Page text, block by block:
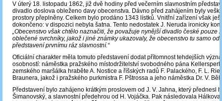
V úterý 18. listopadu 1862, již dvě hodiny před večerním slavnostním
divadlo doslova obleženo davy obecenstva. Dávno před zahájením byly
prostory přeplněny. Celkem bylo prodáno 1343 lístků. Vnitřní zařízení však
dokončeno: v dispozici nebyla šatna. Tento nedostatek J. Neruda ironicky
„Obecenstvo však chtělo naznačiti, že považuje nynější divadlo české pouze
oblečené svrchníky, jakož i jiné známky ukazovaly, že obecenstvo tu samo
představení prvnímu ráz slavnostní.“
Oficiální charakter měla tomuto představení dodat přítomnost tehdejších
osobností: náměstka pražského místodržitelství svobodného pána
zemského maršálka hraběte A. Nostice a říšských radů F. Palackého, F. L.
Braunera, jakož i pražského purkmistra F. Pštrossa a jeho náměstka Dr. V.
Představení bylo zahájeno krátkým proslovem od J. V. Jahna, který přednesl
Šimanovský, a slavnostní předehrou od H. Vojáčka. Pak následovala